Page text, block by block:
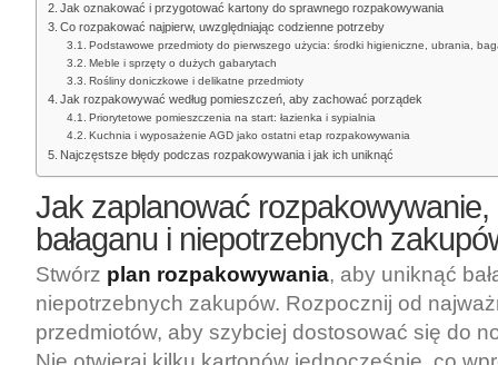
Jak oznakować i przygotować kartony do sprawnego rozpakowywania
Co rozpakować najpierw, uwzględniając codzienne potrzeby
Podstawowe przedmioty do pierwszego użycia: środki higieniczne, ubrania,
Meble i sprzęty o dużych gabarytach
Rośliny doniczkowe i delikatne przedmioty
Jak rozpakowywać według pomieszczeń, aby zachować porządek
Priorytetowe pomieszczenia na start: łazienka i sypialnia
Kuchnia i wyposażenie AGD jako ostatni etap rozpakowywania
Najczęstsze błędy podczas rozpakowywania i jak ich uniknąć
Jak zaplanować
bałaganu i niepotrzebnych
Stwórz plan rozpakowywania, aby uniknąć
niepotrzebnych zakupów. Rozpocznij od
przedmiotów, aby szybciej dostosować się do